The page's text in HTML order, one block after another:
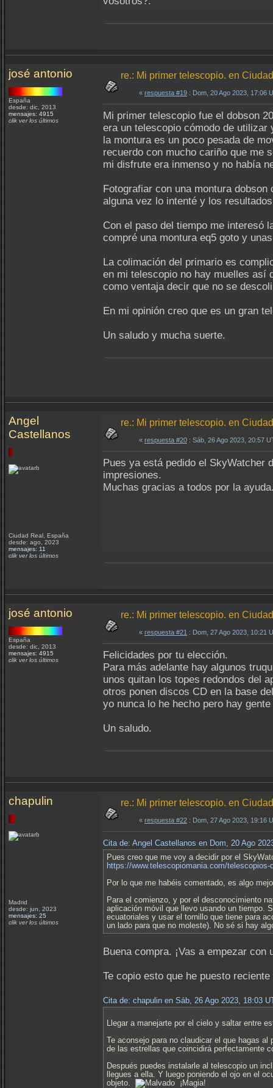
josé antonio
España
desde: dic, 2013
mensajes: 4915
clik ver los últimos
re.: Mi primer telescopio. en
« respuesta #19 : Dom, 20 Ago 2023, 17:06
Mi primer telescopio fue el dobson
era un telescopio cómodo de utilizar
la montura es un poco pesada de
recuerdo con mucho cariño que me
mi disfrute era inmenso y no había
Fotografiar con una montura dobson
alguna vez lo intenté y los
Con el paso del tiempo me interesó
compré una montura eq5 goto y
La colimación del primario es
en mi telescopio no hay muelles así
como ventaja decir que no se
En mi opinión creo que es un gran
Un saludo y mucha suerte.
Angel
Castellanos
Ciudad Real, España
desde: ago, 2023
mensajes: 11
clik ver los últimos
re.: Mi primer telescopio. en
« respuesta #20 : Sáb, 26 Ago 2023, 20:57
Pues ya está pedido el SkyWatcher
impresiones.
Muchas gracias a todos por la
josé antonio
España
desde: dic, 2013
mensajes: 4915
clik ver los últimos
re.: Mi primer telescopio. en
« respuesta #21 : Dom, 27 Ago 2023, 10:21
Felicidades por tu elección.
Para más adelante hay algunos
unos quitan los topes redondos del
otros ponen discos CD en la base
yo nunca lo he hecho pero hay
Un saludo.
chapulin
Madrid
desde: jun, 2023
mensajes: 25
clik ver los últimos
re.: Mi primer telescopio. en
« respuesta #22 : Dom, 27 Ago 2023, 19:16
Cita de: Angel Castellanos en Dom, 20 Ago
Pues creo que me voy a decidir por el
https://www.telescopiomania.com/
Por lo que me habéis comentado, es algo
Para el comienzo, y por el desconocimiento
aplicación móvil que llevo usando un tiempo.
ecuatoriales y usar el tornillo que tiene para
un lado para que no moleste). No sé si hay
Buena compra. ¡Vas a empezar con
Te copio esto que he puesto
Cita de: chapulin en Sáb, 26 Ago 2023, 18:03
Llegar a manejarte por el cielo y saltar entre
Te aconsejo para no claudicar el que hagas
de las estrellas que coincidirá perfectamente
Después puedes instalarle al telescopio un
llegues a ella. Y luego poniendo el ojo en el
objeto.
¡Magia!